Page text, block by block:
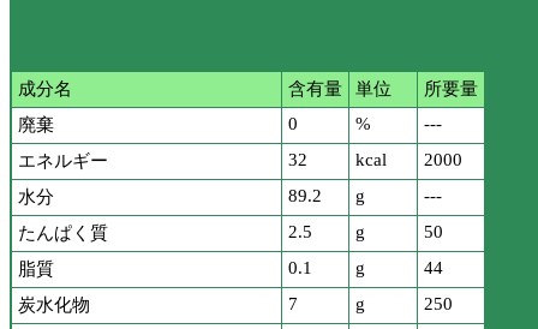
成分名 含有量 単位
所要量
廃棄
0 %
---
エネルギー
32 kcal
2000
水分
89.2 g
---
たんぱく質
2.5 g
50
脂質
0.1 g
44
炭水化物
7 g
250